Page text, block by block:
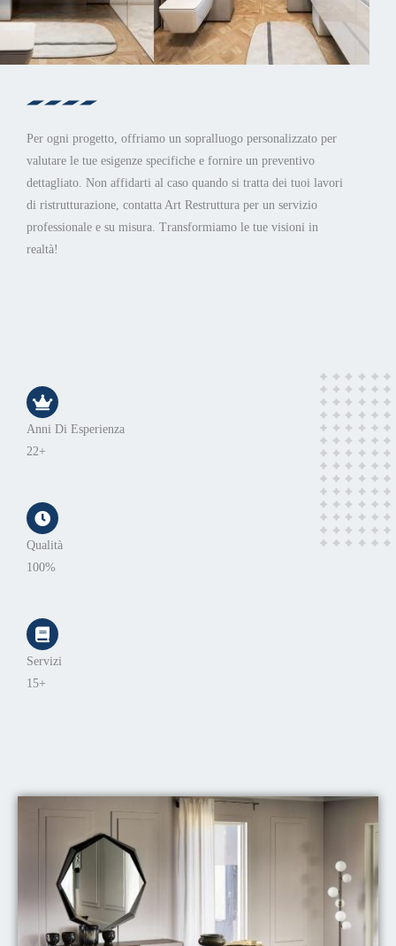
Per ogni progetto, offriamo un sopralluogo personalizzato per
valutare le tue esigenze specifiche e fornire un preventivo
dettagliato. Non affidarti al caso quando si tratta dei tuoi lavori
di ristrutturazione, contatta Art Restruttura per un servizio
professionale e su misura. Transformiamo le tue visioni in
realtà!
Anni Di Esperienza
22+
Qualità
100%
Servizi
15+